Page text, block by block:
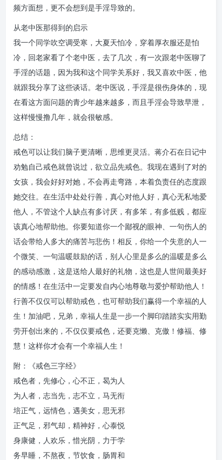
频方面想，更不会想到是手淫导致的。
从老中医那得到的启示
我一个同学吹空调受寒，大夏天怕冷，穿着厚衣服还是怕
冷，回老家看了个老中医，去了几次，有一次跟老中医聊了
手淫的话题，因为我和这个同学关系好，我又喜欢中医，他
就跟我分享了这些谈话。老中医说，手淫是很伤身体的，现
在看这方面问题的青少年越来越多，而且手淫会导致早泄，
这样慢慢撸几年，就会很敏感。
总结：
戒色可以让我们脑子更清晰，思维更灵活。蒋介石在日记中
劝勉自己戒色就曾说过，欲立品先戒色。我现在遇到了对的
女孩，我会好好对她，不会再走弯路，本着负责任的态度跟
她交往。在生活中处处行善，真心对他人好，真心无私地爱
他人，不管这个人缺点有多讨厌，有多笨，有多低贱，都应
该真心地帮助他。你要知道你一个鄙视的眼神、一句伤人的
话会带给人多大的痛苦与悲伤！相反，你给一个失意的人一
个微笑、一句温暖鼓励的话，别人心里是多么的温暖是多么
的感动感激，这是送给人最好的礼物，这也是人世间最美好
的情感！在生活中一定要发自内心地尊敬与爱护帮助他人！
行善不仅仅可以帮助戒色，也可帮助我们赢得一个幸福的人
生！加油吧，兄弟，幸福人生是一步一个脚印踏踏实实用勤
劳开创出来的，不仅仅要戒色，还要克懒、克傲！修福、修
慧！这样你才会有一个幸福人生！
附：《戒色三字经》
戒色者，先修心，心不正，曷为人
为人者，志当先，志不立，马无衔
培正气，远情色，遇美女，思无邪
正气足，邪气却，精神好，心泰悦
身康健，人欢乐，惜光阴，力于学
务早睡，不熬夜，节饮食，肠胃和